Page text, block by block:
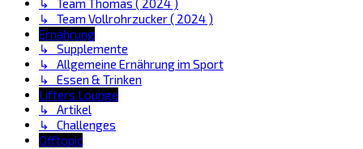
↳ Team Thomas ( 2024 )
↳ Team Vollrohrzucker ( 2024 )
Ernährung
↳ Supplemente
↳ Allgemeine Ernährung im Sport
↳ Essen & Trinken
Lifters Lounge
↳ Artikel
↳ Challenges
Offtopic